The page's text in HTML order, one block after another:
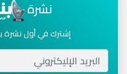
نشرة
إشترك في أول نشرة